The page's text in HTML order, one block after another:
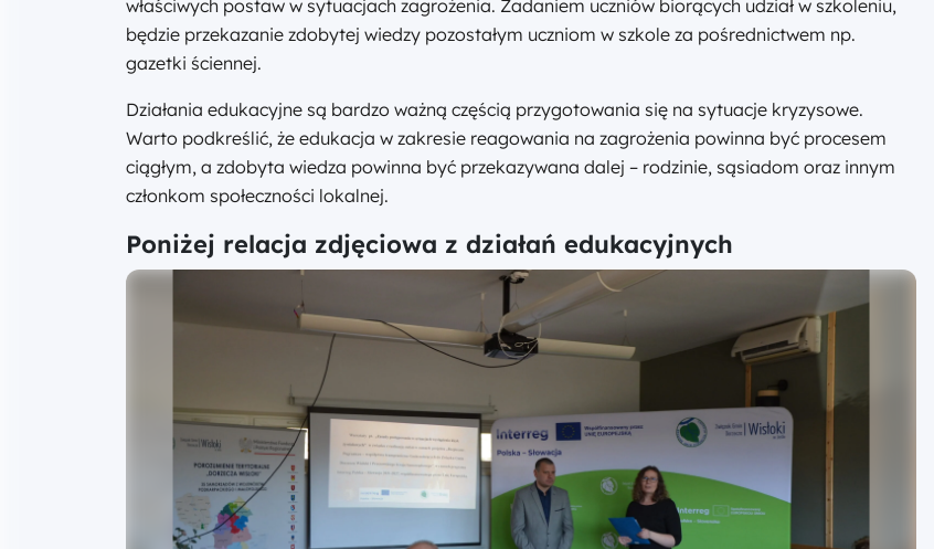
właściwych postaw w sytuacjach zagrożenia. Zadaniem uczniów biorących udział w szkoleniu,
będzie przekazanie zdobytej wiedzy pozostałym uczniom w szkole za pośrednictwem np.
gazetki ściennej.
Działania edukacyjne są bardzo ważną częścią przygotowania się na sytuacje kryzysowe.
Warto podkreślić, że edukacja w zakresie reagowania na zagrożenia powinna być procesem
ciągłym, a zdobyta wiedza powinna być przekazywana dalej – rodzinie, sąsiadom oraz innym
członkom społeczności lokalnej.
Poniżej relacja zdjęciowa z działań edukacyjnych